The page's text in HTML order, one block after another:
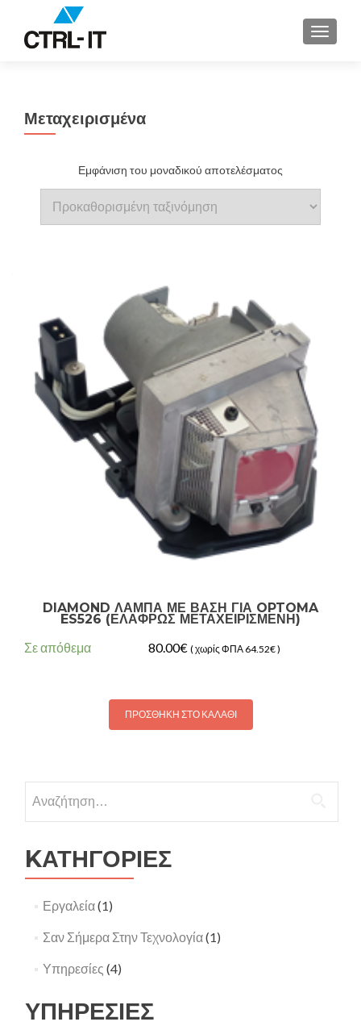
Μεταχειρισμένα
Εμφάνιση του μοναδικού αποτελέσματος
DIAMOND ΛΑΜΠΑ ΜΕ ΒΑΣΗ ΓΙΑ OPTOMA
ES526 (ΕΛΑΦΡΩΣ ΜΕΤΑΧΕΙΡΙΣΜΕΝΗ)
80.00€ ( χωρίς ΦΠΑ 64.52€)
Σε απόθεμα
ΠΡΟΣΘΗΚΗ ΣΤΟ ΚΑΛΑΘΙ
για:
KΑΤΗΓΟΡΙΕΣ
Εργαλεία(1)
Σαν Σήμερα Στην Τεχνολογία(1)
Υπηρεσίες (4)
ΥΠΗΡΕΣΙΕΣ